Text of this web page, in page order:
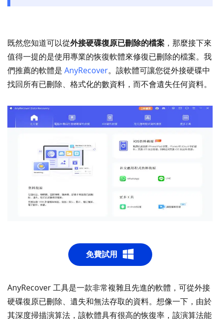
既然您知道可以從外接硬碟復原已刪除的檔案 ，那麼接下來
值得一提的是使用專業的恢復軟體來修復已刪除的檔案。我
們推薦的軟體是 AnyRecover。該軟體可讓您從外接硬碟中
找回所有已刪除、格式化的數資料，而不會遺失任何資料。
免費試用
AnyRecover 工具是一款非常複雜且先進的軟體，可從外接
硬碟復原已刪除、遺失和無法存取的資料。想像一下，由於
其深度掃描演算法，該軟體具有很高的恢復率，該演算法能